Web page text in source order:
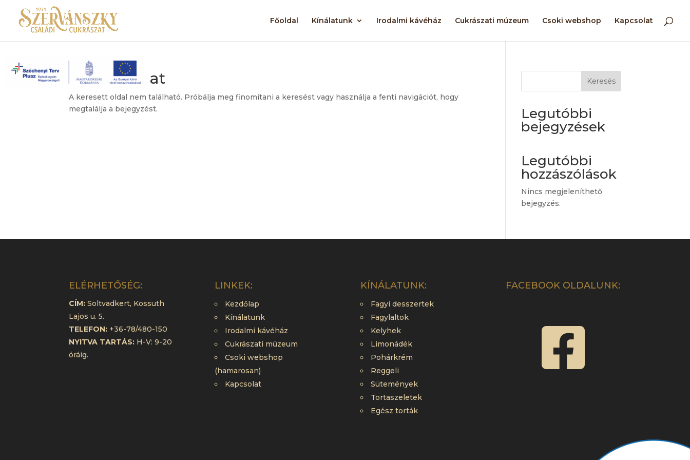
Főoldal Kínálatunk Irodalmi kávéház Cukrászati múzeum Csoki webshop Kapcsolat
Nincs találat
A keresett oldal nem található. Próbálja meg finomítani a keresést vagy használja a fenti navigációt, hogy
megtalálja a bejegyzést.
Keresés
Legutóbbi
bejegyzések
Legutóbbi
hozzászólások
Nincs megjeleníthető
bejegyzés.
ELÉRHETŐSÉG:
CÍM: Soltvadkert, Kossuth
Lajos u. 5.
TELEFON: +36-78/480-150
NYITVA TARTÁS: H-V: 9-20
óráig.
LINKEK:
Kezdőlap
Kínálatunk
Irodalmi kávéház
Cukrászati múzeum
Csoki webshop
(hamarosan)
Kapcsolat
KÍNÁLATUNK:
Fagyi desszertek
Fagylaltok
Kelyhek
Limonádék
Pohárkrém
Reggeli
Sütemények
Tortaszeletek
Egész torták
FACEBOOK OLDALUNK:
